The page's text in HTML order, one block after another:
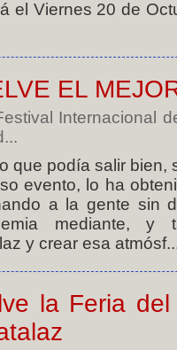
el Viernes 20 de
EL
Internacional
que podía salir bien,
evento, lo ha
a la gente sin
mediante, y
y crear esa
la Feria